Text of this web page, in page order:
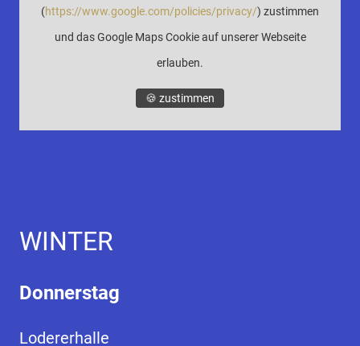
(https://www.google.com/policies/privacy/) zustimmen
und das Google Maps Cookie auf unserer Webseite
erlauben.
🍪 zustimmen
WINTER
Donnerstag
Lodererhalle